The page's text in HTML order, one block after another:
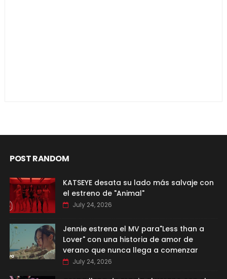
POST RANDOM
KATSEYE desata su lado más salvaje con
el estreno de "Animal"
July 24, 2026
Jennie estrena el MV para"Less than a
Lover" con una historia de amor de
verano que nunca llega a comenzar
July 24, 2026